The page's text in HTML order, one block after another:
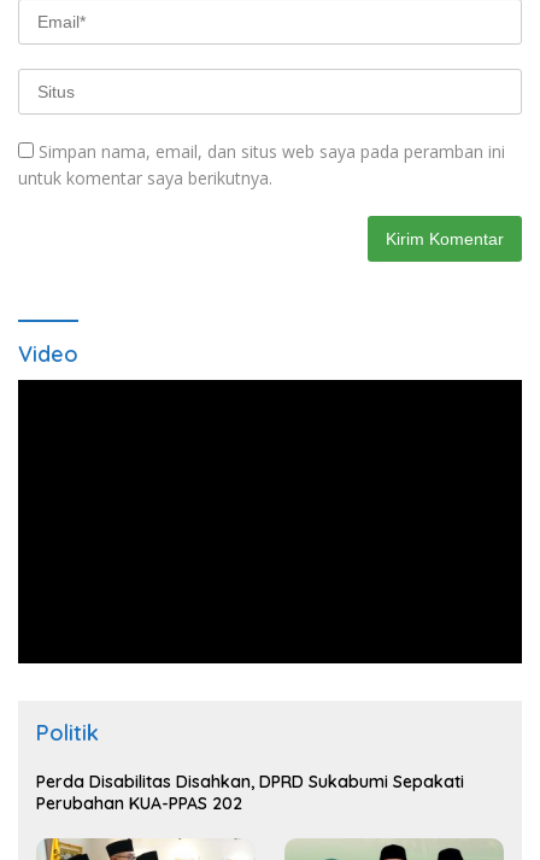
Simpan nama, email, dan situs web saya pada peramban ini
untuk komentar saya berikutnya.
Video
Politik
Perda Disabilitas Disahkan, DPRD Sukabumi Sepakati
Perubahan KUA-PPAS 202